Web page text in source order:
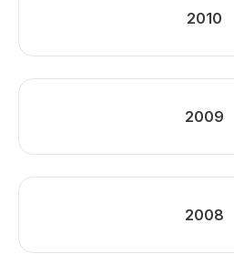
2010
2009
2008